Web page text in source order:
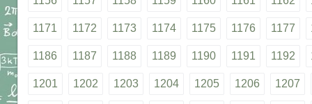
1171 1172 1173 1174 1175 1176 1177
1186 1187 1188 1189 1190 1191 1192
1201 1202 1203 1204 1205 1206 1207